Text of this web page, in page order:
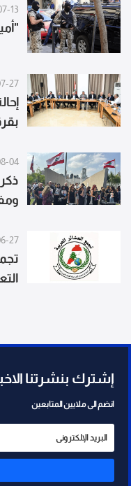
13
27
04
27
إشترك بنشرتنا
انضم الى ملايين المتابعين